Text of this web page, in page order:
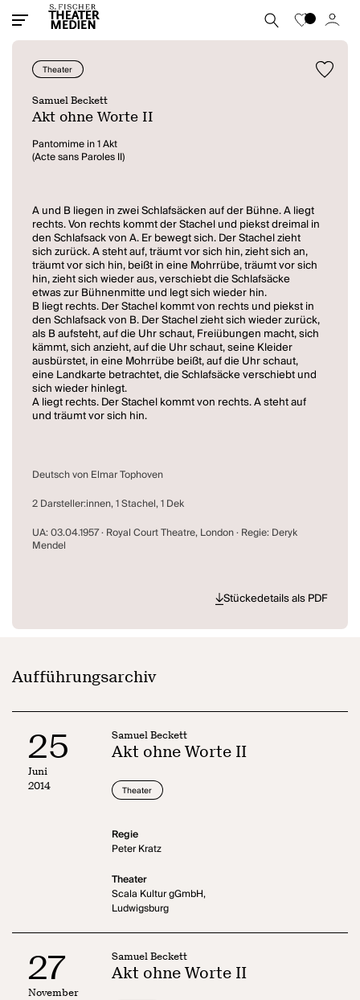
Theater
Samuel Beckett
Akt ohne Worte II
Pantomime in 1 Akt
(Acte sans Paroles II)
A und B liegen in zwei Schlafsäcken auf der Bühne. A liegt
rechts. Von rechts kommt der Stachel und piekst dreimal in
den Schlafsack von A. Er bewegt sich. Der Stachel zieht
sich zurück. A steht auf, träumt vor sich hin, zieht sich an,
träumt vor sich hin, beißt in eine Mohrrübe, träumt vor sich
hin, zieht sich wieder aus, verschiebt die Schlafsäcke
etwas zur Bühnenmitte und legt sich wieder hin.
B liegt rechts. Der Stachel kommt von rechts und piekst in
den Schlafsack von B. Der Stachel zieht sich wieder zurück,
als B aufsteht, auf die Uhr schaut, Freiübungen macht, sich
kämmt, sich anzieht, auf die Uhr schaut, seine Kleider
ausbürstet, in eine Mohrrübe beißt, auf die Uhr schaut,
eine Landkarte betrachtet, die Schlafsäcke verschiebt und
sich wieder hinlegt.
A liegt rechts. Der Stachel kommt von rechts. A steht auf
und träumt vor sich hin.
wobei der Stachel weitaus weniger absurd wirkt, als die
beiden Personen, die unterschiedlicher nicht sein
könnten: A verträumt und langsam, B exakt und schnell.
Aber ist der Stachel nur ein Impuls, wenn ja: woher? Oder
ist er die bewegende Macht?
Deutsch von Elmar Tophoven
2 Darsteller:innen, 1 Stachel, 1 Dek
UA: 03.04.1957 · Royal Court Theatre, London · Regie: Deryk
Mendel
Stückedetails als PDF
Aufführungsarchiv
25
Juni
2014
Samuel Beckett
Akt ohne Worte II
Theater
Regie
Peter Kratz
Theater
Scala Kultur gGmbH,
Ludwigsburg
27
November
Samuel Beckett
Akt ohne Worte II